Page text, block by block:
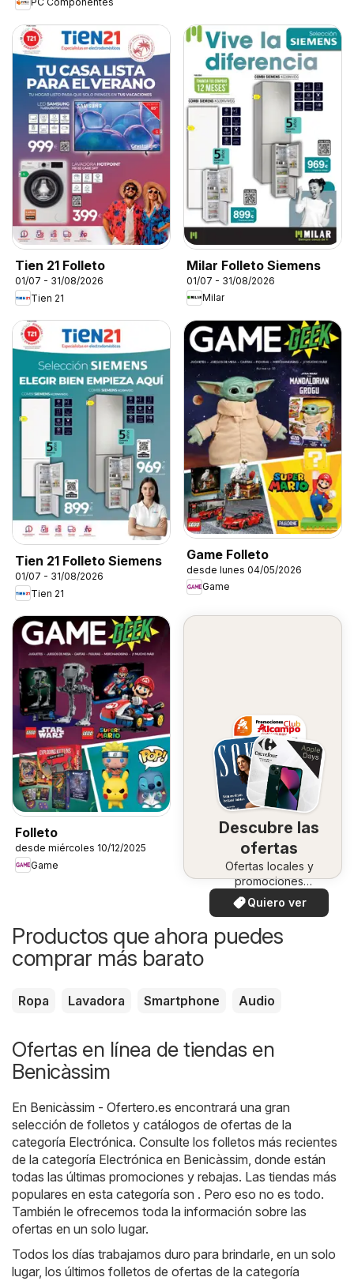
Tien 21 Folleto
01/07 - 31/08/2026
Tien 21
Milar Folleto Siemens
01/07 - 31/08/2026
Milar
Tien 21 Folleto Siemens
01/07 - 31/08/2026
Tien 21
Game Folleto
desde lunes 04/05/2026
Game
Folleto
desde miércoles 10/12/2025
Game
Descubre las
ofertas
Ofertas locales y
promociones
especiales.
Quiero ver
Productos que ahora puedes
comprar más barato
Ropa Lavadora Smartphone Audio
Ofertas en línea de tiendas en
Benicàssim
En Benicàssim - Ofertero.es encontrará una gran
selección de folletos y catálogos de ofertas de la
categoría Electrónica. Consulte los folletos más recientes
de la categoría Electrónica en Benicàssim, donde están
todas las últimas promociones y rebajas. Las tiendas más
populares en esta categoría son . Pero eso no es todo.
También le ofrecemos toda la información sobre las
ofertas en un solo lugar.
Todos los días trabajamos duro para brindarle, en un solo
lugar, los últimos folletos de ofertas de la categoría